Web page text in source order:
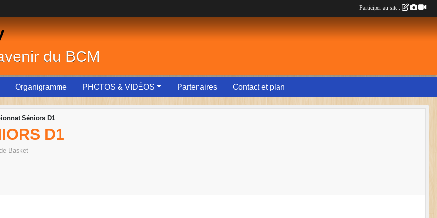
du BCM
Organigramme PHOTOS & VIDÉOS Partenaires Contact et plan
Séniors D1
D1
Basket
Participer au site :